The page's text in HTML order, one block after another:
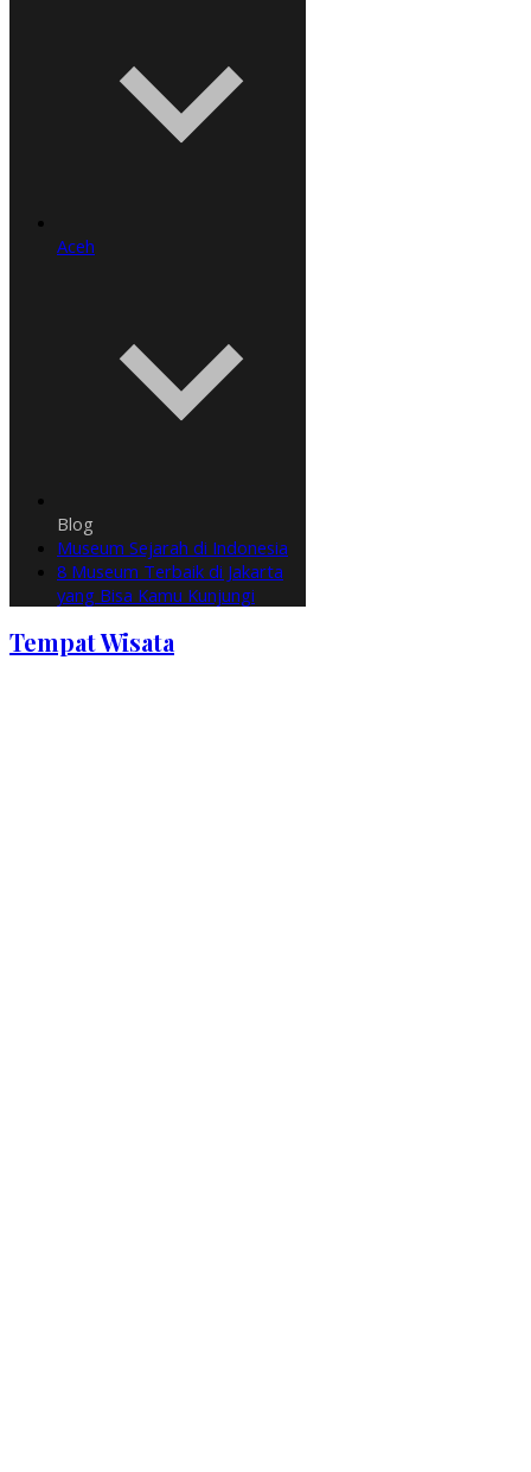
Aceh
Blog
Museum Sejarah di Indonesia
8 Museum Terbaik di Jakarta
yang Bisa Kamu Kunjungi
Tempat Wisata